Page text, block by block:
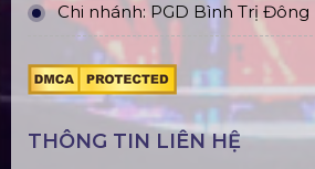
Chi nhánh: PGD Bình Trị Đông
THÔNG TIN LIÊN HỆ